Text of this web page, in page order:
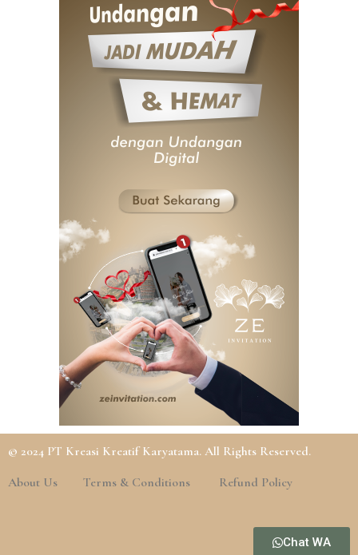
© 2024 PT Kreasi Kreatif Karyatama. All Rights Reserved.
About Us
Terms & Conditions Refund Policy
Chat WA